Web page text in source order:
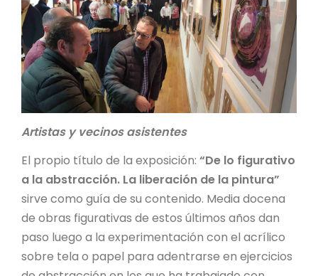
Artistas y vecinos asistentes
El propio título de la exposición: “De lo figurativo
a la abstracción. La liberación de la pintura”
sirve como guía de su contenido. Media docena
de obras figurativas de estos últimos años dan
paso luego a la experimentación con el acrílico
sobre tela o papel para adentrarse en ejercicios